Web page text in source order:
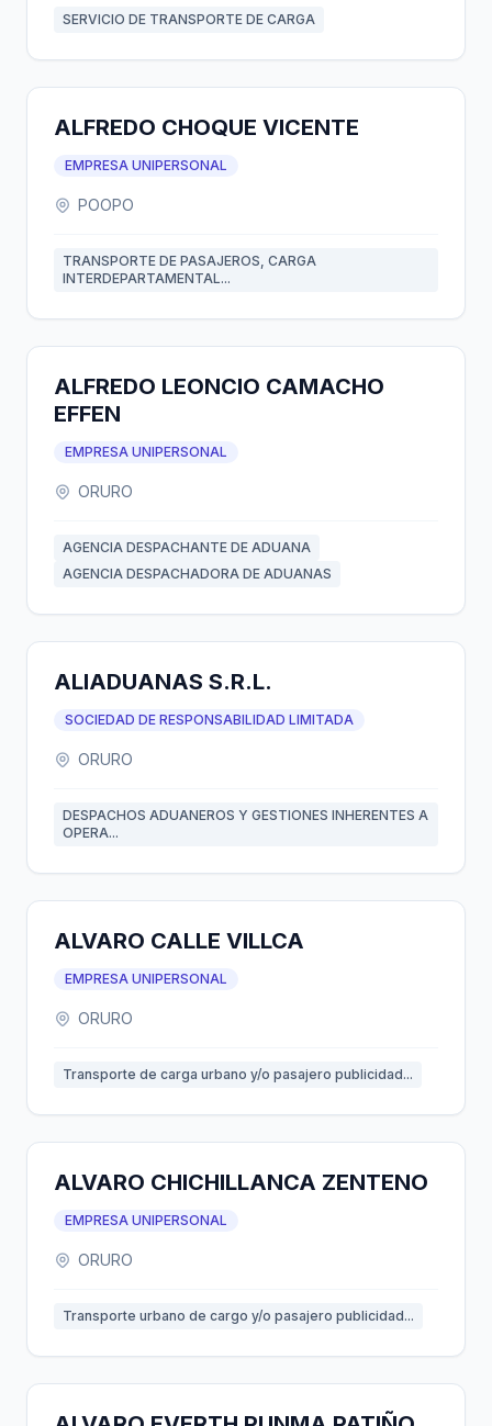
SERVICIO DE TRANSPORTE DE CARGA
ALFREDO CHOQUE VICENTE
EMPRESA UNIPERSONAL
POOPO
TRANSPORTE DE PASAJEROS, CARGA
INTERDEPARTAMENTAL...
ALFREDO LEONCIO CAMACHO
EFFEN
EMPRESA UNIPERSONAL
ORURO
AGENCIA DESPACHANTE DE ADUANA
AGENCIA DESPACHADORA DE ADUANAS
ALIADUANAS S.R.L.
SOCIEDAD DE RESPONSABILIDAD LIMITADA
ORURO
DESPACHOS ADUANEROS Y GESTIONES INHERENTES A
OPERA...
ALVARO CALLE VILLCA
EMPRESA UNIPERSONAL
ORURO
Transporte de carga urbano y/o pasajero publicidad...
ALVARO CHICHILLANCA ZENTENO
EMPRESA UNIPERSONAL
ORURO
Transporte urbano de cargo y/o pasajero publicidad...